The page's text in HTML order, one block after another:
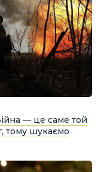
— це саме той
тому шукаємо